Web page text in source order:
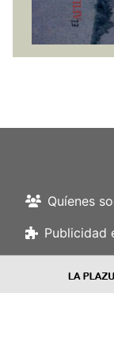
Quíenes
Publicidad